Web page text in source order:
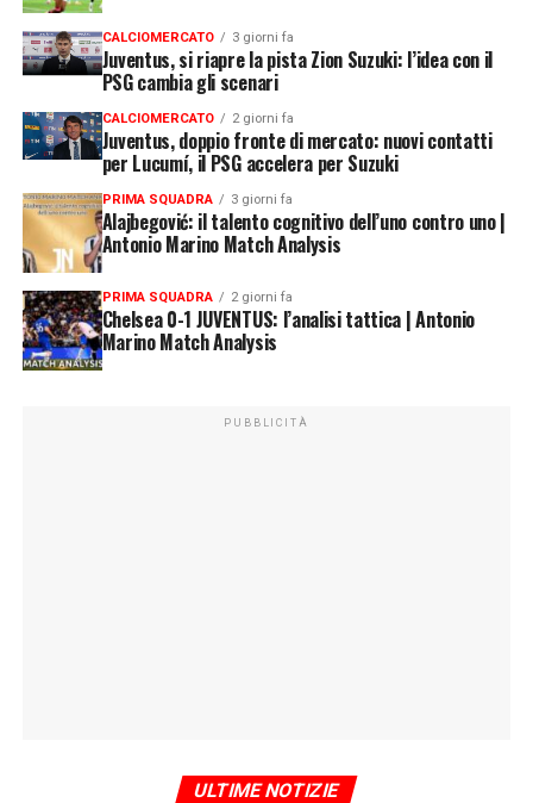
CALCIOMERCATO 3 giorni fa
Juventus, si riapre la pista Zion Suzuki: l’idea con il
PSG cambia gli scenari
CALCIOMERCATO 2 giorni fa
Juventus, doppio fronte di mercato: nuovi contatti
per Lucumí, il PSG accelera per Suzuki
PRIMA SQUADRA 3 giorni fa
Alajbegović: il talento cognitivo dell’uno contro uno |
Antonio Marino Match Analysis
PRIMA SQUADRA 2 giorni fa
Chelsea 0-1 JUVENTUS: l’analisi tattica | Antonio
Marino Match Analysis
PUBBLICITÀ
ULTIME NOTIZIE